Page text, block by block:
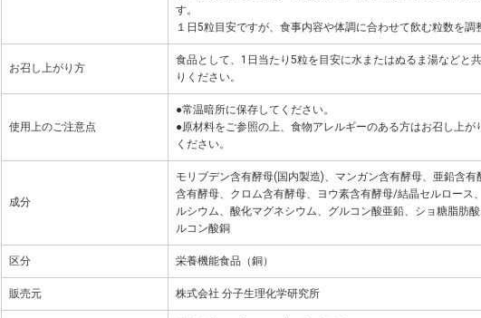
す。
１日5粒目安ですが、食事内容や体調に合わせて飲む粒数を調
お召し上がり方
食品として、1日当たり5粒を目安に水またはぬるま湯などと
りください。
使用上のご注意点
●常温暗所に保存してください。
●原材料をご参照の上、食物アレルギーのある方はお召し上が
ください。
成分
モリブデン含有酵母(国内製造)、マンガン含有酵母、亜鉛含有
含有酵母、クロム含有酵母、ヨウ素含有酵母/結晶セルロース
ルシウム、酸化マグネシウム、グルコン酸亜鉛、ショ糖脂肪
ルコン酸銅
区分 栄養機能食品（銅）
販売元 株式会社 分子生理化学研究所